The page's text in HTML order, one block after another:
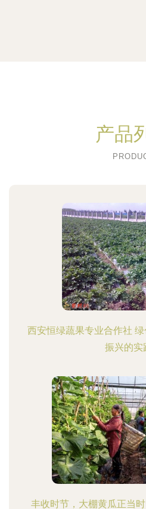
产品
西安恒绿蔬果专业合作社
振兴的实
丰收时节，大棚黄瓜正当